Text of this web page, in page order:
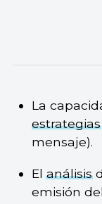
La
estrategias
mensaje).
Elanálisis
emisión